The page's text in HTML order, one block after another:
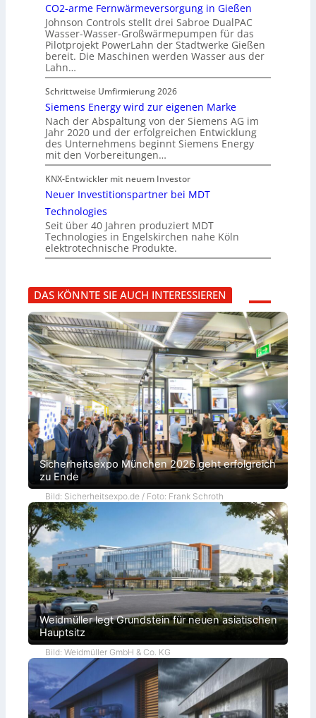
CO2-arme Fernwärmeversorgung in Gießen
Johnson Controls stellt drei Sabroe DualPAC
Wasser-Wasser-Großwärmepumpen für das
Pilotprojekt PowerLahn der Stadtwerke Gießen
bereit. Die Maschinen werden Wasser aus der
Lahn…
Schrittweise Umfirmierung 2026
Siemens Energy wird zur eigenen Marke
Nach der Abspaltung von der Siemens AG im
Jahr 2020 und der erfolgreichen Entwicklung
des Unternehmens beginnt Siemens Energy
mit den Vorbereitungen…
KNX-Entwickler mit neuem Investor
Neuer Investitionspartner bei MDT
Technologies
Seit über 40 Jahren produziert MDT
Technologies in Engelskirchen nahe Köln
elektrotechnische Produkte.
DAS KÖNNTE SIE AUCH INTERESSIEREN
Sicherheitsexpo München 2026 geht erfolgreich
zu Ende
Bild: Sicherheitsexpo.de / Foto: Frank Schroth
Weidmüller legt Grundstein für neuen asiatischen
Hauptsitz
Bild: Weidmüller GmbH & Co. KG